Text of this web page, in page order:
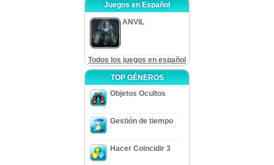
Juegos en Español
ANVIL
Todos los juegos en español
TOP GÉNEROS
Objetos Ocultos
Gestión de tiempo
Hacer Coincidir 3